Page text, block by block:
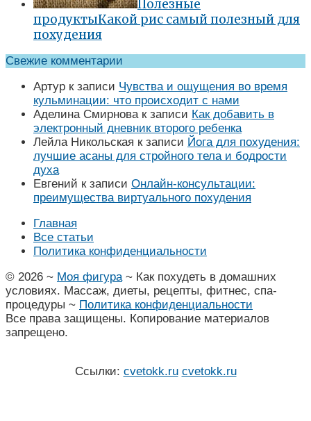
Полезные
продуктыКакой рис самый полезный для
похудения
Свежие комментарии
Артур к записи Чувства и ощущения во время
кульминации: что происходит с нами
Аделина Смирновак записи Как добавить в
электронный дневник второго ребенка
Лейла Никольская к записи Йога для похудения:
лучшие асаны для стройного тела и бодрости
духа
Евгений к записи Онлайн-консультации:
преимущества виртуального похудения
Главная
Все статьи
Политика конфиденциальности
© 2026 ~ Моя фигура~ Как похудеть в домашних
условиях. Массаж, диеты, рецепты, фитнес, спа-
процедуры ~ Политика конфиденциальности
Все права защищены. Копирование материалов
запрещено.
Ссылки: cvetokk.ru cvetokk.ru